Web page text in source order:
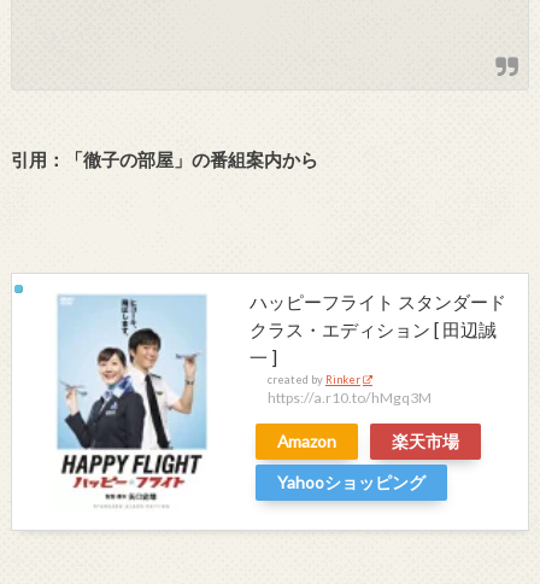
引用：「徹子の部屋」の番組案内から
ハッピーフライト スタンダード
クラス・エディション [ 田辺誠
一 ]
created by Rinker
https://a.r10.to/hMgq3M
Amazon
楽天市場
Yahooショッピング